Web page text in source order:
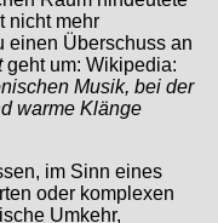
nicht mehr
einen Überschuss an
geht um: Wikipedia:
Musik, bei der
warme Klänge
im Sinn eines
oder komplexen
Umkehr,